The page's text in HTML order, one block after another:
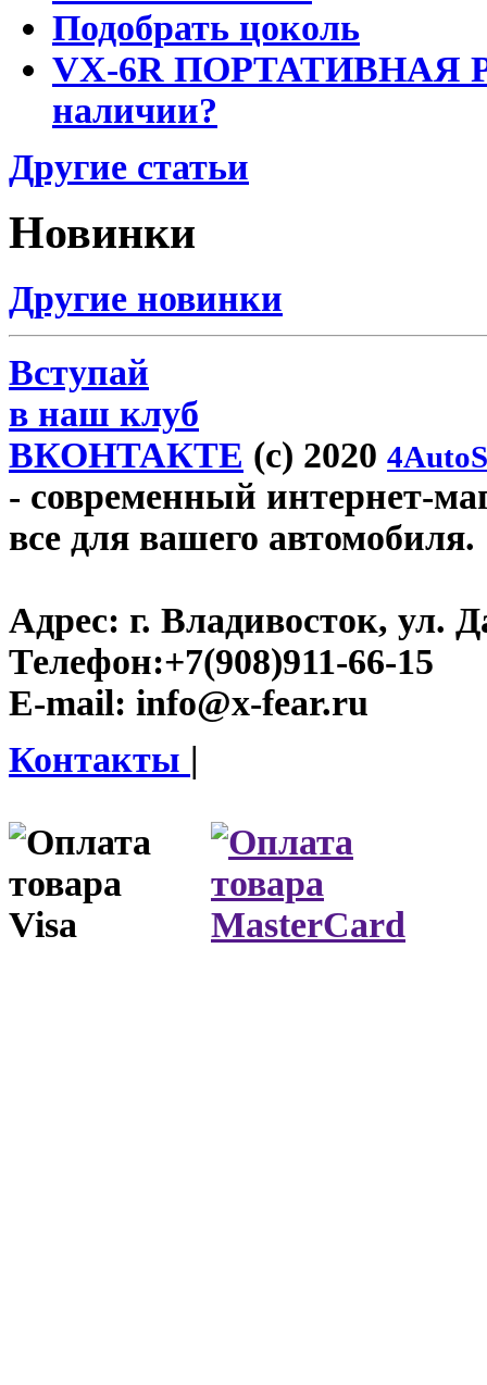
Подобрать цоколь
VX-6R ПОРТАТИВНАЯ
наличии?
Другие статьи
Новинки
Другие новинки
Вступай
в наш клуб
ВКОНТАКТЕ (c) 2020
- современный интернет-
все для вашего автомобиля.
Адрес: г. Владивосток, ул.
Телефон:+7(908)911-66-15
E-mail: info@x-fear.ru
Контакты |